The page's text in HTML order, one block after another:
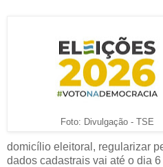
Foto: Divulgação - TSE
domicílio eleitoral, regularizar
dados cadastrais vai até o dia